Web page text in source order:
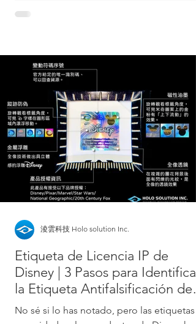
Etiqueta de Licencia IP de
Disney | 3 Pasos para Identificar
la Etiqueta Antifalsificación de
Disney
No sé si lo has notado, pero las etiquetas
淩雲科技 Holo solution Inc.